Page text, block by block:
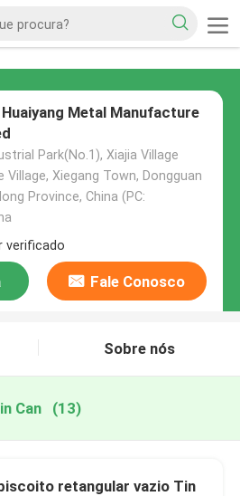
Metal Manufacture
Park(No.1), Xiajia Village
Village, Xiegang Town, Dongguan
Province, China (PC:
verificado
Fale Conosco
Sobre nós
Can (13)
retangular vazio Tin